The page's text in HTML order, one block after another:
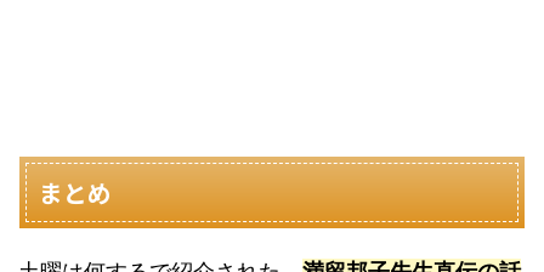
まとめ